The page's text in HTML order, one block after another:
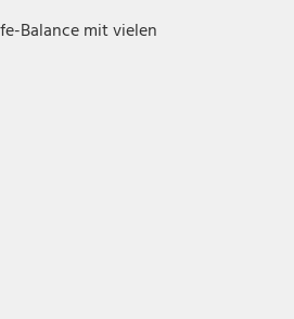
Balance mit vielen